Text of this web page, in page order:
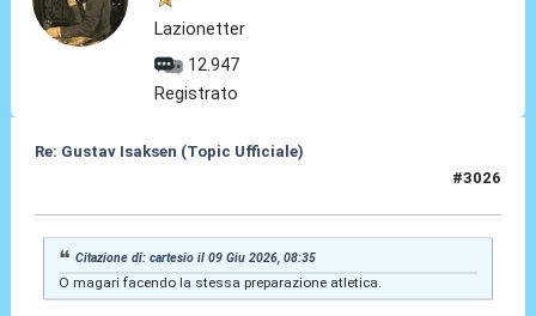
Lazionetter
12.947
Registrato
Re: Gustav Isaksen (Topic Ufficiale)
#3026
Citazione di: cartesio il 09 Giu 2026, 08:35
O magari facendo la stessa preparazione atletica.